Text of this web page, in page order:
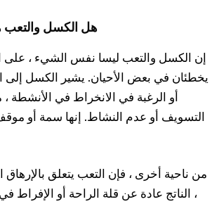
هل الكسل
إن الكسل والتعب ليسا نفس الشيء ، على
يخطئان في بعض الأحيان. يشير الكسل إلى
أو الرغبة في الانخراط في الأنشطة ،
التسويف أو عدم النشاط. إنها سمة أو
من ناحية أخرى ، فإن التعب يتعلق
، الناتج عادة عن قلة الراحة أو الإفراط